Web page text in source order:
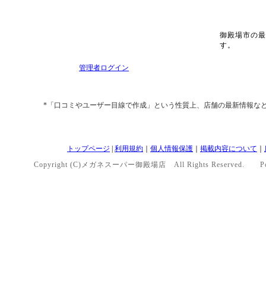
管理者ログイン
御殿場市の
す。
*「口コミやユーザー目線で作成」という性質上、店舗の最新情報
トップページ 利用規約 個人情報保護 掲載内容について
Copyright (C)メガネスーパー御殿場店 All Rights Reserved.